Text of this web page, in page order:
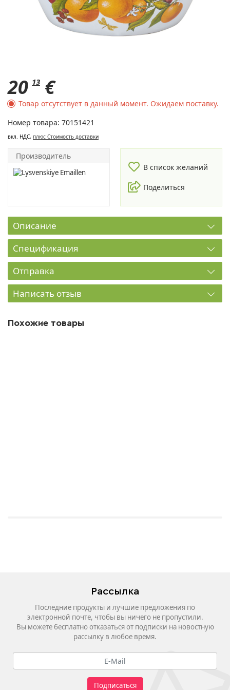
20 13 €
Товар отсутствует в данный момент. Ожидаем поставку.
Номер товара: 70151421
вкл. НДС, плюс Cтоимость доставки
Производитель
В список желаний
Поделиться
Описание
Спецификация
Отправка
Написать отзыв
Похожие товары
Рассылка
Последние продукты и лучшие предложения по
электронной почте, чтобы вы ничего не пропустили.
Вы можете бесплатно отказаться от подписки на новостную
рассылку в любое время.
Подписаться